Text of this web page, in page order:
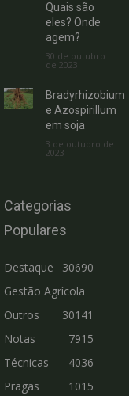
Quais são
eles? Onde
agem?
30 de outubro
de 2023
Bradyrhizobium
e Azospirillum
em soja
3 de outubro de
2023
Categorias
Populares
Destaque
30690
Gestão Agrícola
30141
Outros
7915
Notas
Técnicas
4036
Pragas
1015